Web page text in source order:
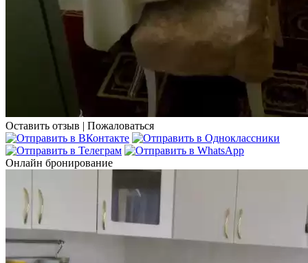
Оставить отзыв | Пожаловаться
Онлайн бронирование